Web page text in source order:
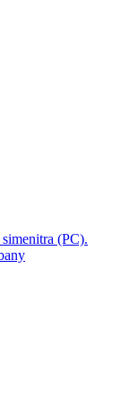
(PC).